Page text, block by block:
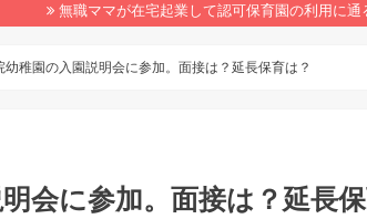
無職ママが在宅起業して認可保育園の利用に
幼稚園の入園説明会に参加。面接は？延長保育は？
会に参加。面接は？延長